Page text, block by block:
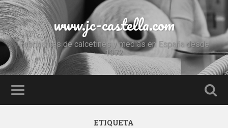
www.jc-castella.com
Fabricantes de calcetines y medias en España desde
1972
ETIQUETA